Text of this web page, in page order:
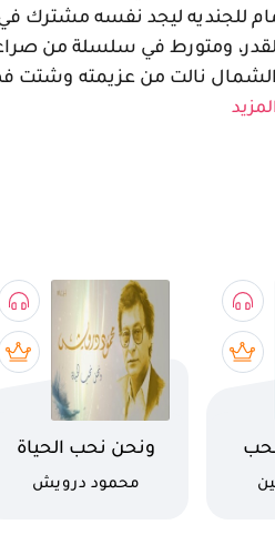
للجنديه ليجد نفسه مشترك
ومتورط في سلسلة من
الشمال نالت من عزيمته وشتت
اسم الكتاب
ونحن نحب الحياة
كاتب
محمود درويش